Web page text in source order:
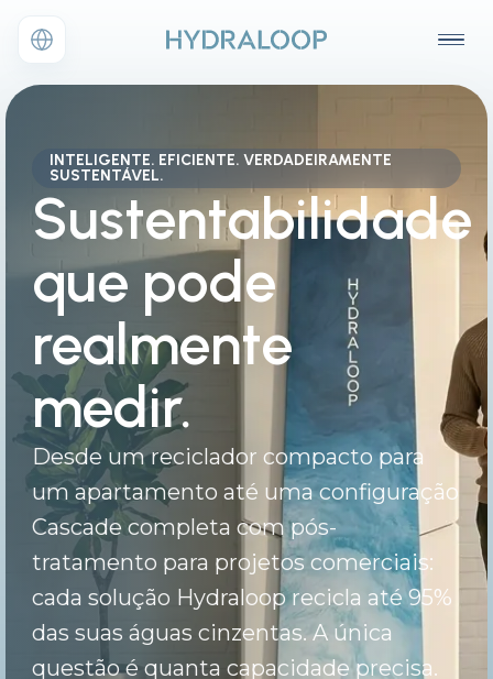
INTELIGENTE. EFICIENTE. VERDADEIRAMENTE
SUSTENTÁVEL.
Sustentabilidade
que pode
realmente
medir.
Desde um reciclador compacto para
um apartamento até uma configuração
Cascade completa com pós-
tratamento para projetos comerciais:
cada solução Hydraloop recicla até 95%
das suas águas cinzentas. A única
questão é quanta capacidade precisa.